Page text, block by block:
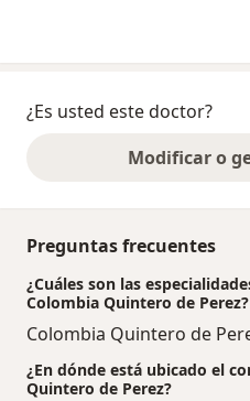
¿Es usted este doctor?
Modificar o
Preguntas frecuentes
¿Cuáles son las
Colombia Quintero de Perez?
Colombia Quintero de
¿En dónde está ubicado el
Quintero de Perez?